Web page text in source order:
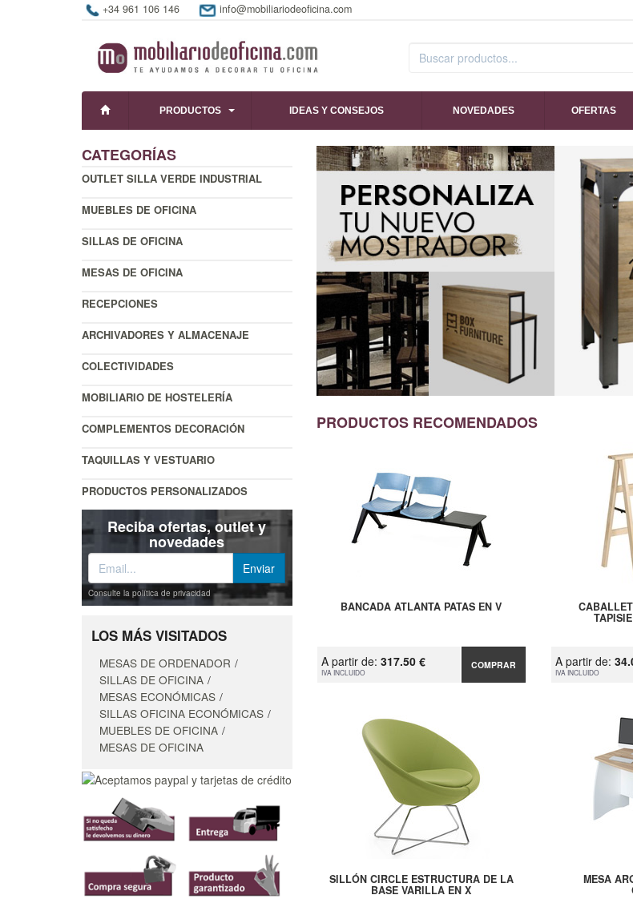
+34 961 106 146 info@mobiliariodeoficina.com
PRODUCTOS IDEAS Y CONSEJOS NOVEDADES OFERTAS
CATEGORÍAS
OUTLET SILLA VERDE INDUSTRIAL
MUEBLES DE OFICINA
SILLAS DE OFICINA
MESAS DE OFICINA
RECEPCIONES
ARCHIVADORES Y ALMACENAJE
COLECTIVIDADES
MOBILIARIO DE HOSTELERÍA
COMPLEMENTOS DECORACIÓN
TAQUILLAS Y VESTUARIO
PRODUCTOS PERSONALIZADOS
Reciba ofertas, outlet y
novedades
Consulte la política de privacidad
LOS MÁS VISITADOS
MESAS DE ORDENADOR
SILLAS DE OFICINA
MESAS ECONÓMICAS
SILLAS OFICINA ECONÓMICAS
MUEBLES DE OFICINA
MESAS DE OFICINA
PRODUCTOS RECOMENDADOS
BANCADA ATLANTA PATAS EN V
A partir de: 317.50 €
IVA INCLUIDO
COMPRAR A partir de:
IVA INCLUIDO
SILLÓN CIRCLE ESTRUCTURA DE LA
BASE VARILLA EN X
MESA